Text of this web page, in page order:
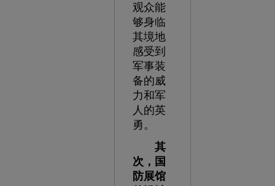
观众能
够身临
其境地
感受到
军事装
备的威
力和军
人的英
勇。
其
次，国
防展馆